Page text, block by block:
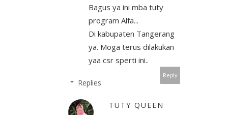
Bagus ya ini mba tuty
program Alfa...
Di kabupaten Tangerang
ya. Moga terus dilakukan
yaa csr sperti ini..
Reply
Replies
TUTY QUEEN